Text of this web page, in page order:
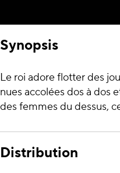
Synopsis
Le roi adore flotter des
nues accolées dos à dos
des femmes du dessus,
Distribution